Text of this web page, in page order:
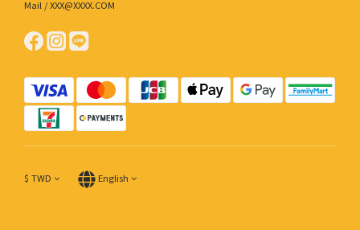
Mail / XXX@XXXX.COM
$ TWD English